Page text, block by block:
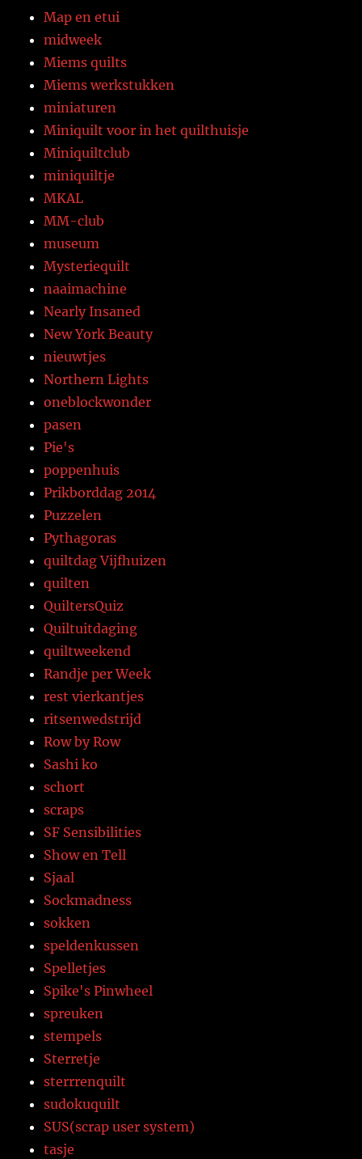
Map en etui
midweek
Miems quilts
Miems werkstukken
miniaturen
Miniquilt voor in het quilthuisje
Miniquiltclub
miniquiltje
MKAL
MM-club
museum
Mysteriequilt
naaimachine
Nearly Insaned
New York Beauty
nieuwtjes
Northern Lights
oneblockwonder
pasen
Pie's
poppenhuis
Prikborddag 2014
Puzzelen
Pythagoras
quiltdag Vijfhuizen
quilten
QuiltersQuiz
Quiltuitdaging
quiltweekend
Randje per Week
rest vierkantjes
ritsenwedstrijd
Row by Row
Sashi ko
schort
scraps
SF Sensibilities
Show en Tell
Sjaal
Sockmadness
sokken
speldenkussen
Spelletjes
Spike's Pinwheel
spreuken
stempels
Sterretje
sterrrenquilt
sudokuquilt
SUS(scrap user system)
tasje